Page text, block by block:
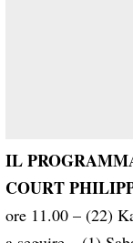
IL
COURT
ore 11.00 – (22)